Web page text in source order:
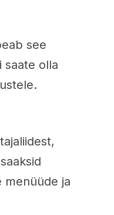
see
saate olla
menüüde ja